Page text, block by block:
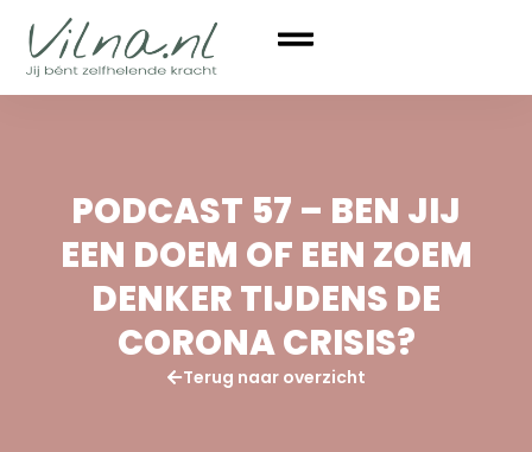
PODCAST 57 – BEN JIJ
EEN DOEM OF EEN ZOEM
DENKER TIJDENS DE
CORONA CRISIS?
Terug naar overzicht